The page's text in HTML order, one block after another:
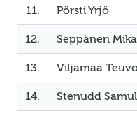
11. Pörsti Yrjö
12. Seppänen Mika
13. Viljamaa
14. Stenudd